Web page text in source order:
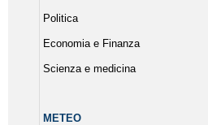
Politica
Economia e Finanza
Scienza e medicina
METEO